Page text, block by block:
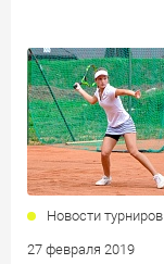
Новости турниров
27 февраля 2019